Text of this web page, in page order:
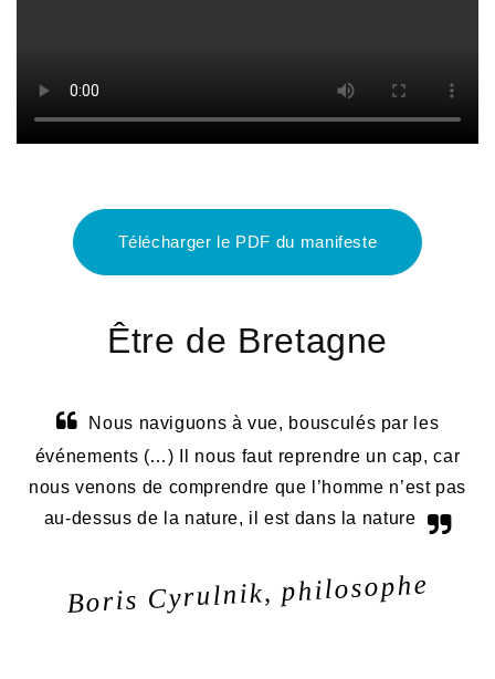
Télécharger le PDF du manifeste
Être de Bretagne
Nous naviguons à vue, bousculés par les
événements (…) Il nous faut reprendre un cap, car
nous venons de comprendre que l’homme n’est pas
au-dessus de la nature, il est dans la nature
Boris Cyrulnik, philosophe